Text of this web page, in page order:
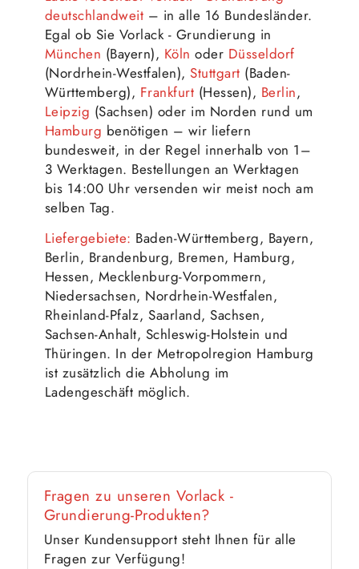
deutschlandweit – in alle 16 Bundesländer.
Egal ob Sie Vorlack - Grundierung in
München (Bayern), Köln oder Düsseldorf
(Nordrhein-Westfalen),Stuttgart (Baden-
Württemberg), Frankfurt (Hessen), Berlin,
Leipzig (Sachsen) oder im Norden rund um
Hamburg benötigen – wir liefern
bundesweit, in der Regel innerhalb von 1–
3 Werktagen. Bestellungen an Werktagen
bis 14:00 Uhr versenden wir meist noch am
selben Tag.
Liefergebiete: Baden-Württemberg, Bayern,
Berlin, Brandenburg, Bremen, Hamburg,
Hessen, Mecklenburg-Vorpommern,
Niedersachsen, Nordrhein-Westfalen,
Rheinland-Pfalz, Saarland, Sachsen,
Sachsen-Anhalt, Schleswig-Holstein und
Thüringen. In der Metropolregion Hamburg
ist zusätzlich die Abholung im
Ladengeschäft möglich.
Fragen zu unseren Vorlack -
Grundierung-Produkten?
Unser Kundensupport steht Ihnen für alle
Fragen zur Verfügung!